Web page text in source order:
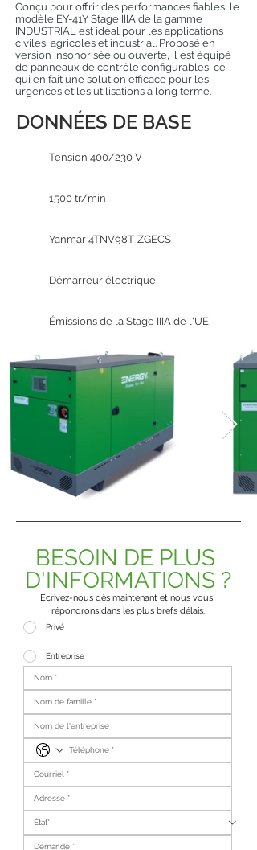
Conçu pour offrir des performances fiables, le
modèle EY-41Y Stage IIIA de la gamme
INDUSTRIAL est idéal pour les applications
civiles, agricoles et industrial. Proposé en
version insonorisée ou ouverte, il est équipé
de panneaux de contrôle configurables, ce
qui en fait une solution efficace pour les
urgences et les utilisations à long terme.
DONNÉES DE BASE
Tension 400/230 V
1500 tr/min
Yanmar 4TNV98T-ZGECS
Démarreur électrique
Émissions de la Stage IIIA de l'UE
BESOIN DE PLUS
D'INFORMATIONS ?
Écrivez-nous dès maintenant et nous vous
répondrons dans les plus brefs délais.
Privé
Entreprise